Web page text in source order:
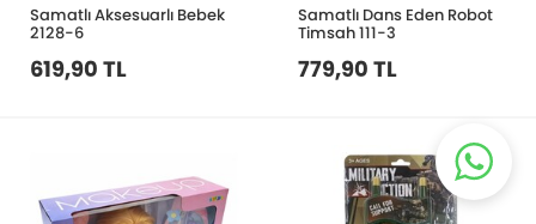
Samatlı Aksesuarlı Bebek
2128-6
619,90 TL
Samatlı Dans Eden Robot
Timsah 111-3
779,90 TL